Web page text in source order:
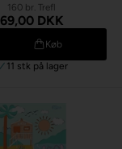
160 br. Trefl
69,00 DKK
Køb
11 stk på lager